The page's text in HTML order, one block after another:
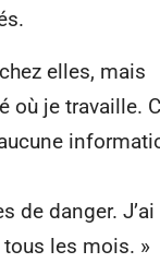
elles, mais
où je travaille.
de danger.
les mois. »